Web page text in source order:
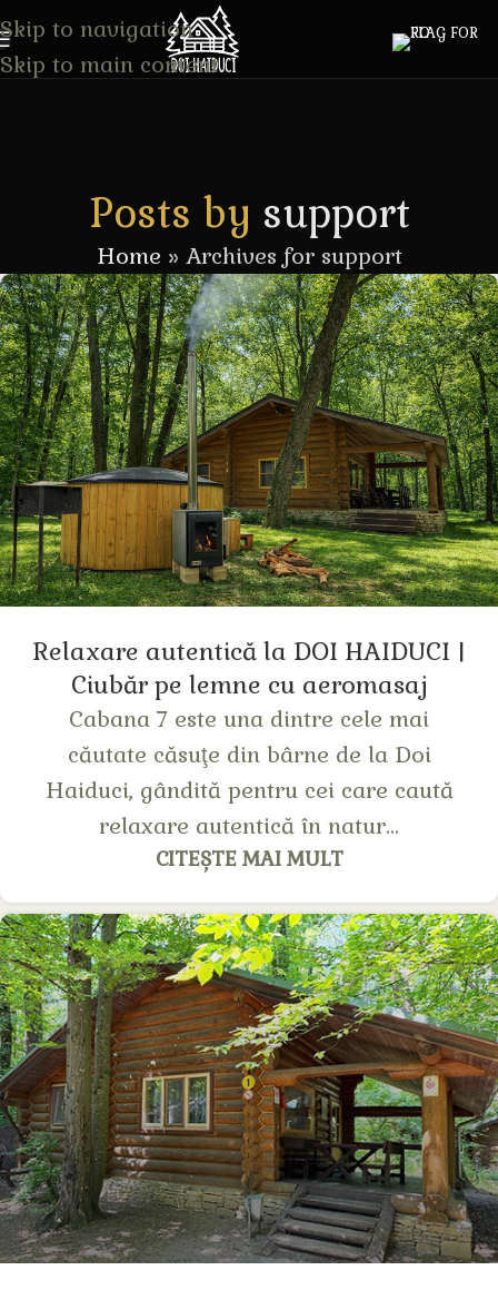
Skip to navigation
Skip to main content
Posts by support
Home » Archives for support
Relaxare autentică la DOI HAIDUCI |
Сiubăr pe lemne cu aeromasaj
Cabana 7 este una dintre cele mai
căutate căsuţe din bârne de la Doi
Haiduci, gândită pentru cei care caută
relaxare autentică în natur...
CITEȘTE MAI MULT